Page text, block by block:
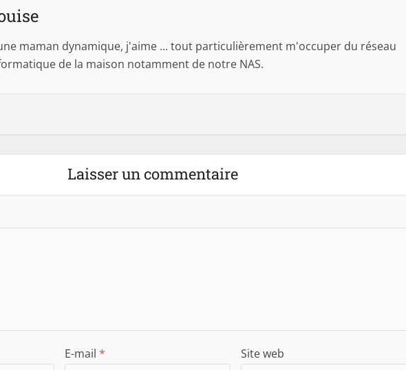
maman dynamique, j'aime ... tout particulièrement m'occuper du réseau
de la maison notamment de notre NAS.
Laisser un commentaire
E-mail * Site web